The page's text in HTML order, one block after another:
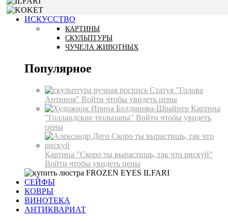
ИСКУССТВО
КАРТИНЫ
СКУЛЬПТУРЫ
ЧУЧЕЛА ЖИВОТНЫХ
Популярное
Статуя "Голова
Антиноя" Войти чтобы увидеть цены
Картина
"Голландские тюльпаны" Войти чтобы увидеть
цены
Картина "Скоро ты вырастишь, так что рискуй"
Войти чтобы увидеть цены
СЕЙФЫ
КОВРЫ
ВИНОТЕКА
АНТИКВАРИАТ